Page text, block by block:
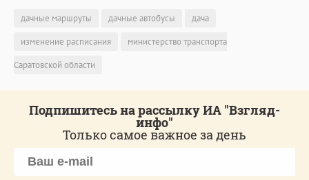
дачные маршруты дачные автобусы
дача
изменение расписания
министерство транспорта
Саратовской области
Подпишитесь на рассылку ИА "Взгляд-
инфо"
Только самое важное за день